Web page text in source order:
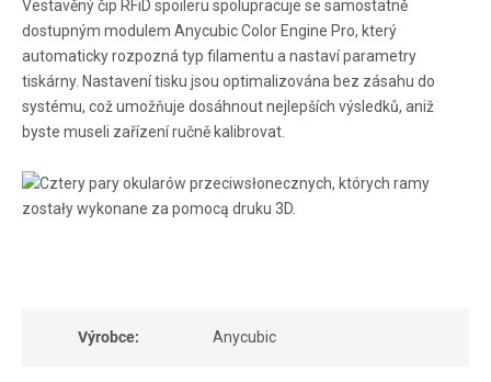
Vestavěný čip RFiD spoileru spolupracuje se samostatně
dostupným modulem Anycubic Color Engine Pro, který
automaticky rozpozná typ filamentu a nastaví parametry
tiskárny. Nastavení tisku jsou optimalizována bez zásahu do
systému, což umožňuje dosáhnout nejlepších výsledků, aniž
byste museli zařízení ručně kalibrovat.
Výrobce: Anycubic